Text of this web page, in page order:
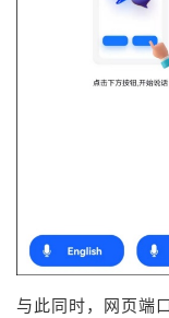
与此同时，网页端